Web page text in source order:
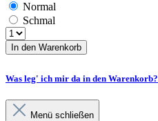
Normal
Schmal
In den Warenkorb
Was leg' ich mir da in den Warenkorb?
Menü schließen